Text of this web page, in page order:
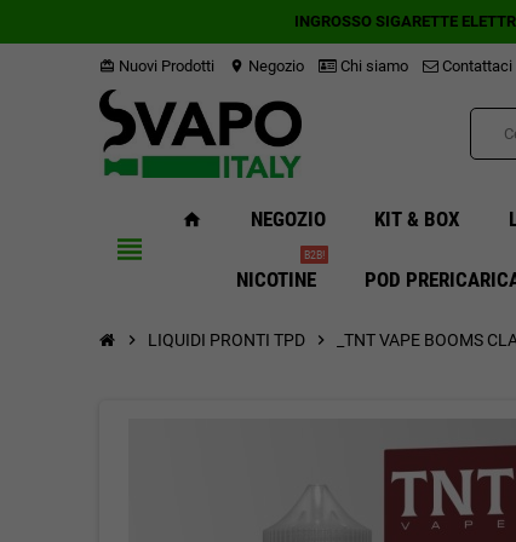
INGROSSO SIGARETTE
card_giftcard Nuovi Prodotti location_on Negozio Chi siamo Contattaci
view_headline
home NEGOZIO KIT & BOX
NICOTINE
B2B!
POD
chevron_right LIQUIDI PRONTI TPD chevron_right _TNT VAPE BOOMS